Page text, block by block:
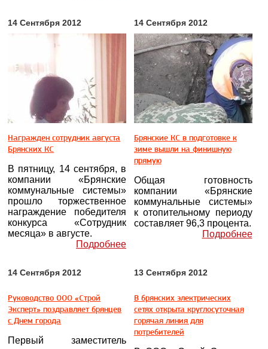
14 Сентября 2012
Награжден сотрудник августа
Брянских КС
В пятницу, 14 сентября, в
компании «Брянские
коммунальные системы»
прошло торжественное
награждение победителя
конкурса «Сотрудник
месяца» в августе.
Подробнее
14 Сентября 2012
Брянские КС в подготовке к
зиме вышли на финишную
прямую
Общая готовность
компании «Брянские
коммунальные системы»
к отопительному периоду
составляет 96,3 процента.
Подробнее
14 Сентября 2012
Руководство ООО «Строй
Эксперт» поздравляет брянцев
с Днем города
Первый заместитель
13 Сентября 2012
В брянских электрических
сетях открыта круглосуточная
горячая линия для
потребителей